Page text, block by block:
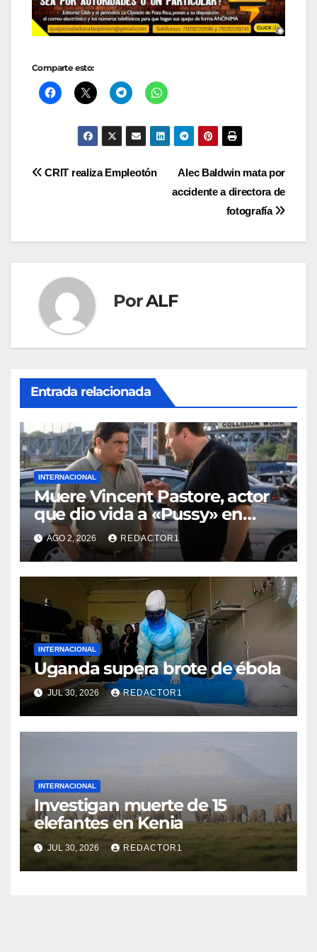
Comparte esto:
Navegación
entradas
Alec Baldwin mata por
accidente a directora de
fotografía
CRIT realiza Empleotón
PorALF
Entrada relacionada
INTERNACIONAL
Muere Vincent Pastore, actor
que dio vida a «Pussy» en
«Los Soprano»
AGO 2, 2026 REDACTOR1
INTERNACIONAL
Uganda supera brote de ébola
JUL 30, 2026 REDACTOR1
INTERNACIONAL
Investigan muerte de 15
elefantes en Kenia
JUL 30, 2026 REDACTOR1